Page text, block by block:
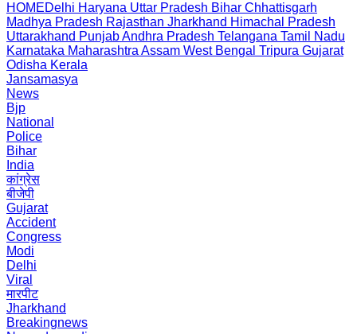
HOMEDelhi Haryana Uttar Pradesh Bihar Chhattisgarh
Madhya Pradesh Rajasthan Jharkhand Himachal Pradesh
Uttarakhand PunjabAndhra Pradesh Telangana Tamil Nadu
Karnataka Maharashtra Assam West Bengal Tripura Gujarat
Odisha Kerala
Jansamasya
News
Bjp
National
Police
Bihar
India
कांग्रेस
बीजेपी
Gujarat
Accident
Congress
Modi
Delhi
Viral
मारपीट
Jharkhand
Breakingnews